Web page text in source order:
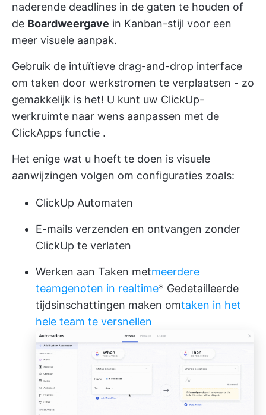
naderende deadlines in de gaten te houden of
de Boardweergave in Kanban-stijl voor een
meer visuele aanpak.
Gebruik de intuïtieve drag-and-drop interface
om taken door werkstromen te verplaatsen - zo
gemakkelijk is het! U kunt uw ClickUp-
werkruimte naar wens aanpassen met de
ClickApps functie .
Het enige wat u hoeft te doen is visuele
aanwijzingen volgen om configuraties zoals:
ClickUp Automaten
E-mails verzenden en ontvangen zonder
ClickUp te verlaten
Werken aan Taken metmeerdere
teamgenoten in realtime* Gedetailleerde
tijdsinschattingen maken omtaken in het
hele team te versnellen